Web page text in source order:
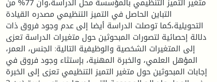
التباين الحاصل في التميز التنظيمي مصدره القيادة
التحويلية،كما توصلت الدراسة أيضا إلى عدم وجود فروق ذات
دلالة إحصائية لتصورات المبحوثين حول متغيرات الدراسة تعزى
إلى المتغيرات الشخصية والوظيفية التالية: الجنس، العمر،
المؤهل العلمي، والخبرة المهنية، بإستثاء وجود فروق في
إجابات المبحوثين حول متغير التميز التنظيمي تعزى إلى الخبرة